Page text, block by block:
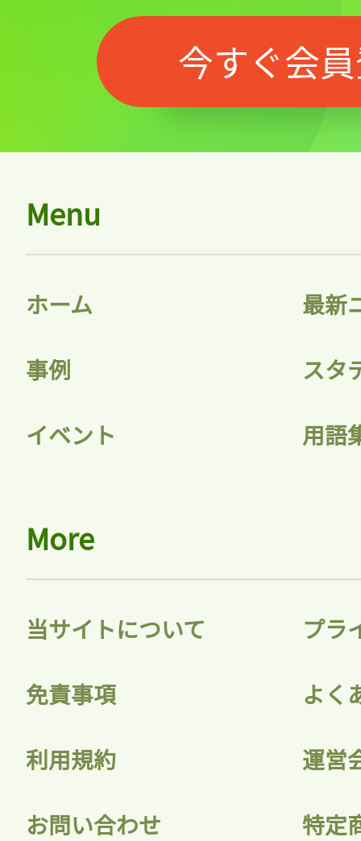
記事をお気に入りに
ログインが必
ログイン
今すぐ会
Menu
ホーム 最新
事例 スタ
イベント 用語
More
当サイトについて プラ
免責事項 よく
利用規約 運営
お問い合わせ 特定